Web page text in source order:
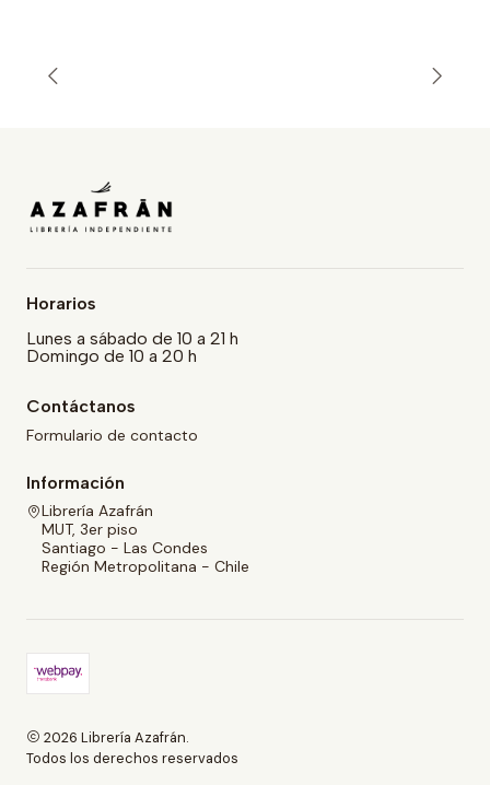
Horarios
Lunes a sábado de 10 a 21 h
Domingo de 10 a 20 h
Contáctanos
Formulario de contacto
Información
Librería Azafrán
MUT, 3er piso
Santiago - Las Condes
Región Metropolitana - Chile
2026 Librería Azafrán.
Todos los derechos reservados